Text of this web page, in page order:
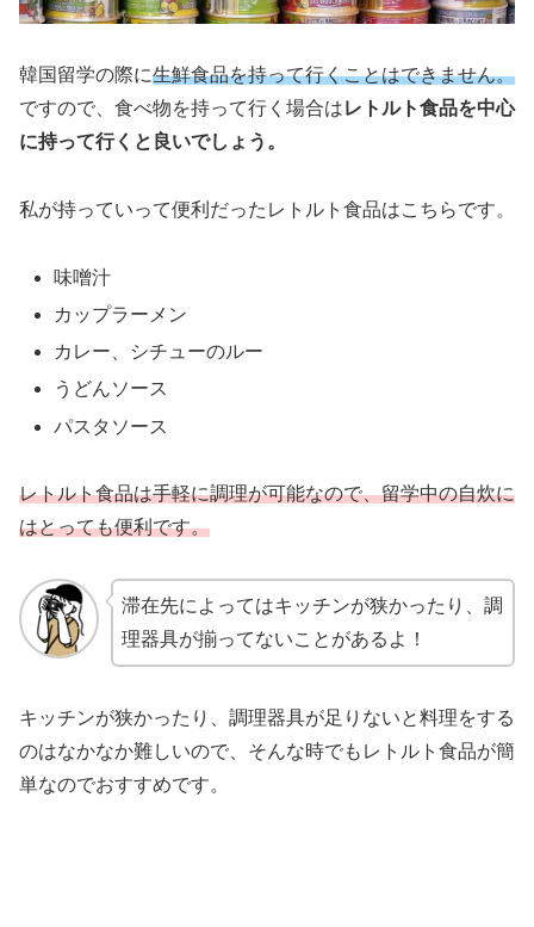
韓国留学の際に生鮮食品を持って行くことはできません。
ですので、食べ物を持って行く場合はレトルト食品を中心
に持って行くと良いでしょう。
私が持っていって便利だったレトルト食品はこちらです。
味噌汁
カップラーメン
カレー、シチューのルー
うどんソース
パスタソース
レトルト食品は手軽に調理が可能なので、留学中の自炊に
はとっても便利です。
滞在先によってはキッチンが狭かったり、調
理器具が揃ってないことがあるよ！
キッチンが狭かったり、調理器具が足りないと料理をする
のはなかなか難しいので、そんな時でもレトルト食品が簡
単なのでおすすめです。